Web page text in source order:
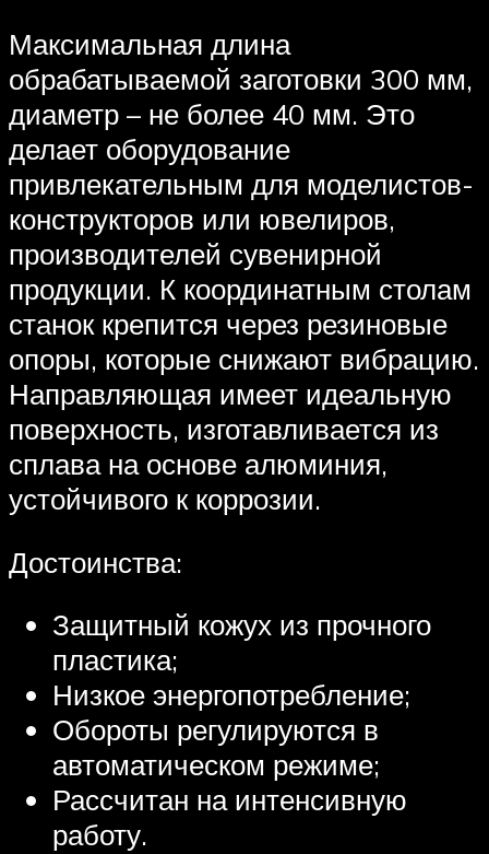
Максимальная длина
обрабатываемой заготовки 300 мм,
диаметр – не более 40 мм. Это
делает оборудование
привлекательным для моделистов-
конструкторов или ювелиров,
производителей сувенирной
продукции. К координатным столам
станок крепится через резиновые
опоры, которые снижают вибрацию.
Направляющая имеет идеальную
поверхность, изготавливается из
сплава на основе алюминия,
устойчивого к коррозии.
Достоинства:
Защитный кожух из прочного
пластика;
Низкое энергопотребление;
Обороты регулируются в
автоматическом режиме;
Рассчитан на интенсивную
работу.